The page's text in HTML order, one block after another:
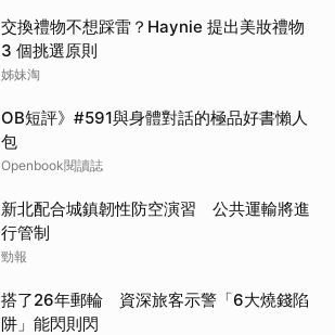
交換禮物不想踩雷？Haynie 提出美妝禮物
3 個挑選原則
姊妹淘
OB短評》#591與身體對話的極品好書懶人
包
Openbook閱讀誌
新北配合城鎮韌性防空演習 公共運輸將進
行管制
勁報
搭了26年郵輪 資深旅客示警「6大燒錢陷
阱」能閃則閃